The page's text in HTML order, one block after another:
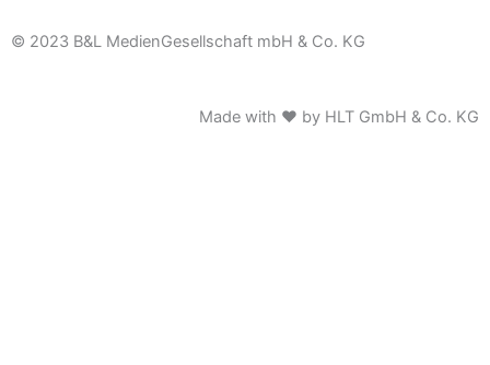
© 2023 B&L MedienGesellschaft mbH & Co. KG
Made with ♥ by HLT GmbH & Co. KG